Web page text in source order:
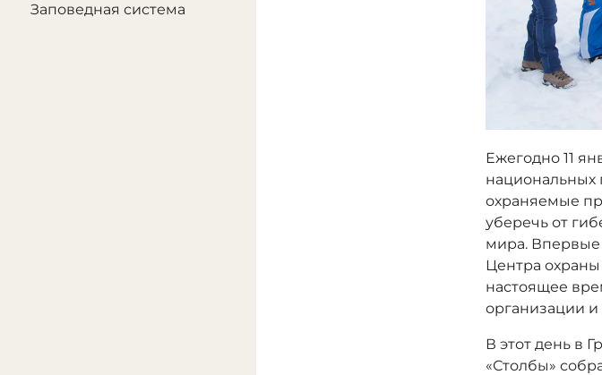
Заповедная система
Ежегодно 11
национальных
охраняемые
уберечь от
мира. Впервые
Центра
настоящее
организации
В этот день в
«Столбы»